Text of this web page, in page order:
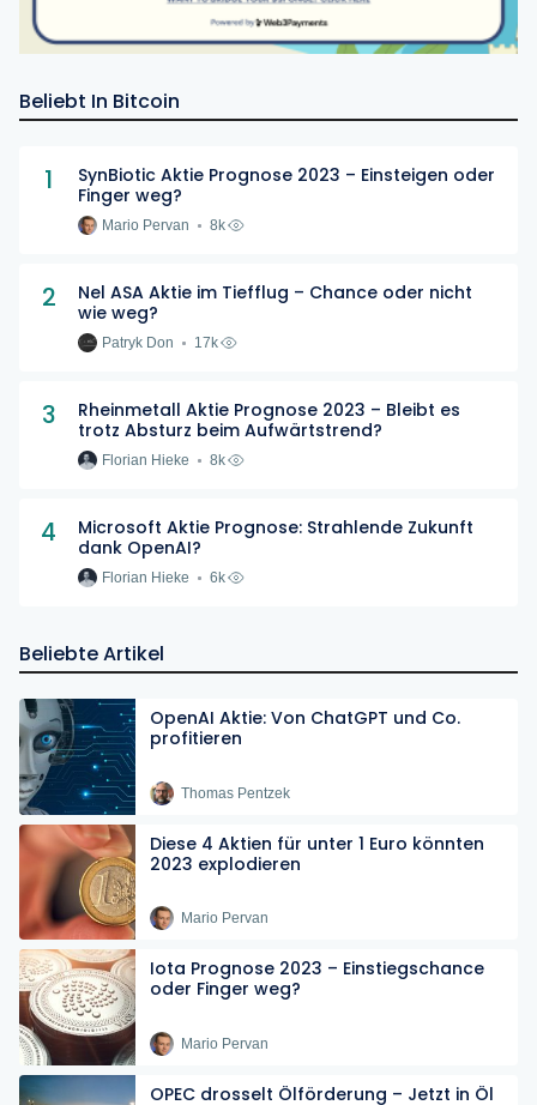
Beliebt In Bitcoin
1
SynBiotic Aktie Prognose 2023 – Einsteigen oder
Finger weg?
Mario Pervan 8k
2
Nel ASA Aktie im Tiefflug – Chance oder nicht
wie weg?
Patryk Don 17k
3
Rheinmetall Aktie Prognose 2023 – Bleibt es
trotz Absturz beim Aufwärtstrend?
Florian Hieke 8k
4
Microsoft Aktie Prognose: Strahlende Zukunft
dank OpenAI?
Florian Hieke 6k
Beliebte Artikel
OpenAI Aktie: Von ChatGPT und Co.
profitieren
Thomas Pentzek
Diese 4 Aktien für unter 1 Euro könnten
2023 explodieren
Mario Pervan
Iota Prognose 2023 – Einstiegschance
oder Finger weg?
Mario Pervan
OPEC drosselt Ölförderung – Jetzt in Öl